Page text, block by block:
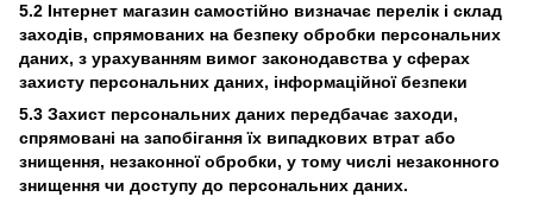
5.2 Інтернет магазин самостійно визначає перелік і склад
заходів, спрямованих на безпеку обробки персональних
даних, з урахуванням вимог законодавства у сферах
захисту персональних даних, інформаційної безпеки
5.3 Захист персональних даних передбачає заходи,
спрямовані на запобігання їх випадкових втрат або
знищення, незаконної обробки, у тому числі незаконного
знищення чи доступу до персональних даних.